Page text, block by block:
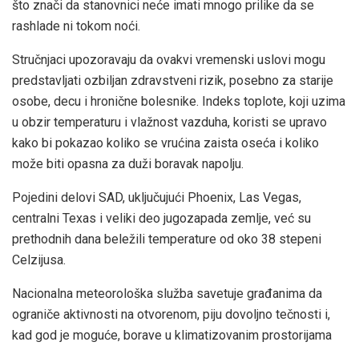
što znači da stanovnici neće imati mnogo prilike da se
rashlade ni tokom noći.
Stručnjaci upozoravaju da ovakvi vremenski uslovi mogu
predstavljati ozbiljan zdravstveni rizik, posebno za starije
osobe, decu i hronične bolesnike. Indeks toplote, koji uzima
u obzir temperaturu i vlažnost vazduha, koristi se upravo
kako bi pokazao koliko se vrućina zaista oseća i koliko
može biti opasna za duži boravak napolju.
Pojedini delovi SAD, uključujući Phoenix, Las Vegas,
centralni Texas i veliki deo jugozapada zemlje, već su
prethodnih dana beležili temperature od oko 38 stepeni
Celzijusa.
Nacionalna meteorološka služba savetuje građanima da
ograniče aktivnosti na otvorenom, piju dovoljno tečnosti i,
kad god je moguće, borave u klimatizovanim prostorijama